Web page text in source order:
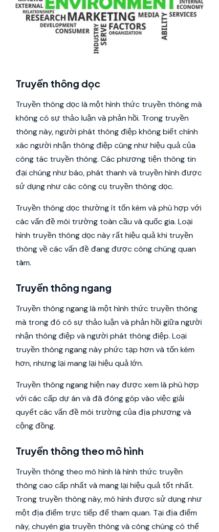
Truyền thông dọc
Truyền thông dọc là một hình thức truyền thông mà
không có sự thảo luận và phản hồi. Trong truyền
thông này, người phát thông điệp không biết chính
xác người nhận thông điệp cũng như hiệu quả của
công tác truyền thông. Các phương tiện thông tin
đại chúng như báo, phát thanh và truyền hình được
sử dụng như các công cụ truyền thông dọc.
Truyền thông dọc thường ít tốn kém và phù hợp với
các vấn đề môi trường toàn cầu và quốc gia. Loại
hình truyền thông dọc này rất hiệu quả khi truyền
thông về các vấn đề đang được công chúng quan
tâm.
Truyền thông ngang
Truyền thông ngang là một hình thức truyền thông
mà trong đó có sự thảo luận và phản hồi giữa người
nhận thông điệp và người phát thông điệp. Loại
truyền thông ngang này phức tạp hơn và tốn kém
hơn, nhưng lại mang lại hiệu quả lớn.
Truyền thông ngang hiện nay được xem là phù hợp
với các cấp dự án và đã đóng góp vào việc giải
quyết các vấn đề môi trường của địa phương và
cộng đồng.
Truyền thông theo mô hình
Truyền thông theo mô hình là hình thức truyền
thông cao cấp nhất và mang lại hiệu quả tốt nhất.
Trong truyền thông này, mô hình được sử dụng như
một địa điểm trực tiếp để tham quan. Tại địa điểm
này, chuyên gia truyền thông và công chúng có thể